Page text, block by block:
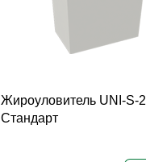
Жироуловитель UNI-S-2
Стандарт